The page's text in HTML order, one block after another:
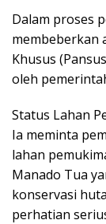
Dalam proses
membeberkan
Khusus
oleh
Status Lahan
Ia meminta
lahan
Manado Tua
konservasi
perhatian